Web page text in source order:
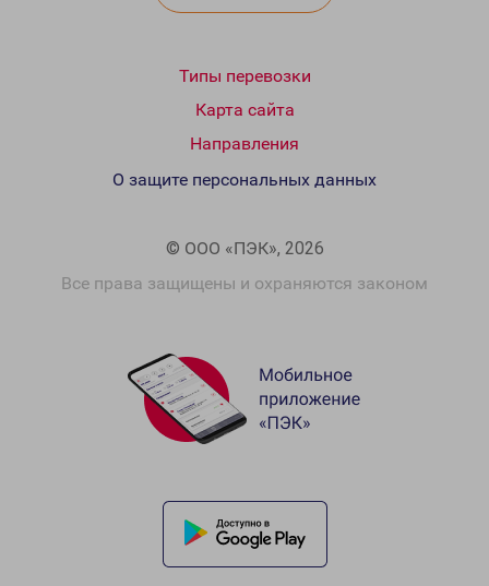
Типы перевозки
Карта сайта
Направления
© ООО «ПЭК», 2026
Все права защищены и охраняются законом
О защите персональных данных